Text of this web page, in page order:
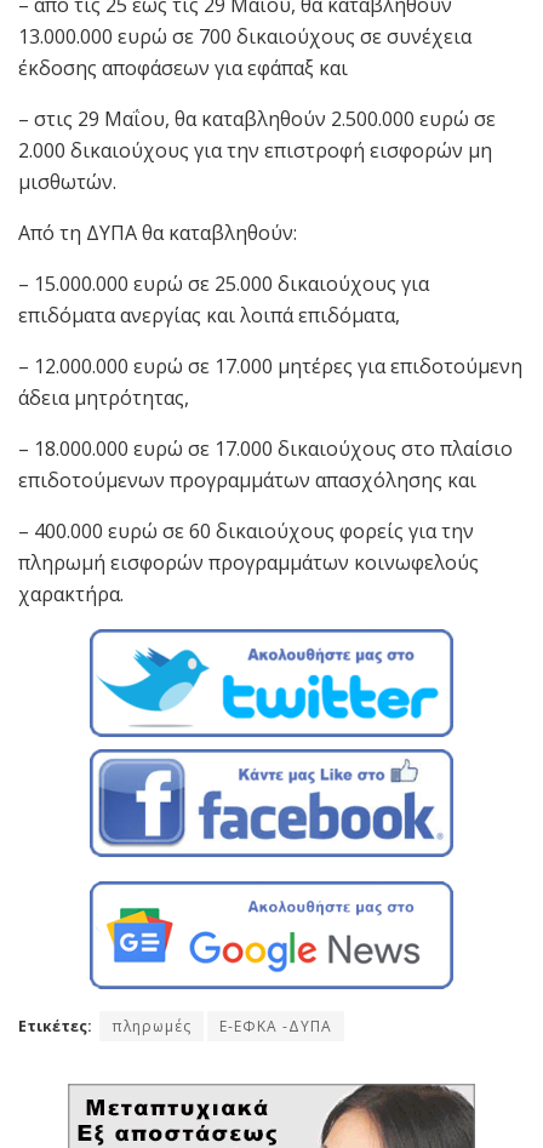
– από τις 25 έως τις 29 Μαΐου, θα καταβληθούν
13.000.000 ευρώ σε 700 δικαιούχους σε συνέχεια
έκδοσης αποφάσεων για εφάπαξ και
– στις 29 Μαΐου, θα καταβληθούν 2.500.000 ευρώ σε
2.000 δικαιούχους για την επιστροφή εισφορών μη
μισθωτών.
Από τη ΔΥΠΑ θα καταβληθούν:
– 15.000.000 ευρώ σε 25.000 δικαιούχους για
επιδόματα ανεργίας και λοιπά επιδόματα,
– 12.000.000 ευρώ σε 17.000 μητέρες για επιδοτούμενη
άδεια μητρότητας,
– 18.000.000 ευρώ σε 17.000 δικαιούχους στο πλαίσιο
επιδοτούμενων προγραμμάτων απασχόλησης και
– 400.000 ευρώ σε 60 δικαιούχους φορείς για την
πληρωμή εισφορών προγραμμάτων κοινωφελούς
χαρακτήρα.
Ετικέτες: πληρωμές E-ΕΦΚΑ -ΔΥΠΑ